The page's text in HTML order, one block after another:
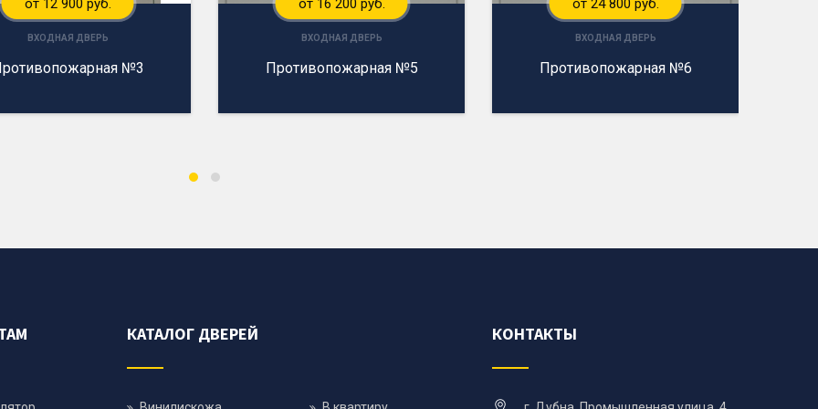
от 12 900 руб.
ВХОДНАЯ ДВЕРЬ
№3
от 16 200 руб.
ВХОДНАЯ ДВЕРЬ
Противопожарная №5
от 24 800 руб.
ВХОДНАЯ ДВЕРЬ
Противопожарная №6
КАТАЛОГ ДВЕРЕЙ КОНТАКТЫ